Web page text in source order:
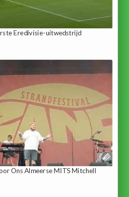
Eredivisie-uitwedstrijd
Ons Almeerse MITS Mitchell